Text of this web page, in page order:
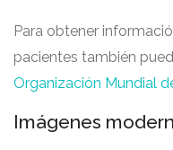
Para obtener
pacientes también
Organización Mundial
Imágenes